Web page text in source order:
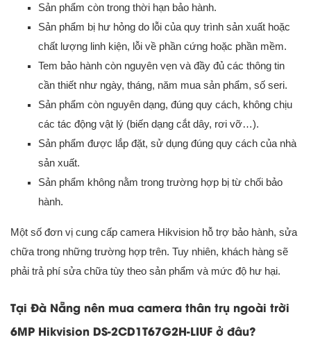
Sản phẩm còn trong thời hạn bảo hành.
Sản phẩm bị hư hỏng do lỗi của quy trình sản xuất hoặc
chất lượng linh kiện, lỗi về phần cứng hoặc phần mềm.
Tem bảo hành còn nguyên vẹn và đầy đủ các thông tin
cần thiết như ngày, tháng, năm mua sản phẩm, số seri.
Sản phẩm còn nguyên dạng, đúng quy cách, không chịu
các tác động vật lý (biến dạng cắt dây, rơi vỡ…).
Sản phẩm được lắp đặt, sử dụng đúng quy cách của nhà
sản xuất.
Sản phẩm không nằm trong trường hợp bị từ chối bảo
hành.
Một số đơn vị cung cấp camera Hikvision hỗ trợ bảo hành, sửa
chữa trong những trường hợp trên. Tuy nhiên, khách hàng sẽ
phải trả phí sửa chữa tùy theo sản phẩm và mức độ hư hại.
Tại Đà Nẵng nên mua camera thân trụ ngoài trời
6MP Hikvision DS-2CD1T67G2H-LIUF ở đâu?